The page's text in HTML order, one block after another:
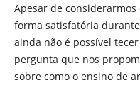
Apesar de
forma satisfatória
ainda não é possível
pergunta que nos
sobre como o ensino de